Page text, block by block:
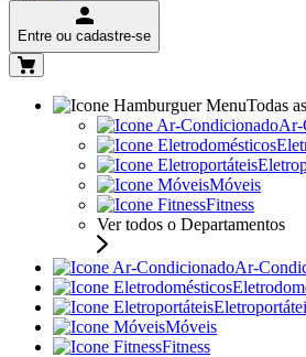
Entre ou cadastre-se
Todas
Ar-
Móveis
Fitness
Ver todos o Departamentos
Ar-
Móveis
Fitness